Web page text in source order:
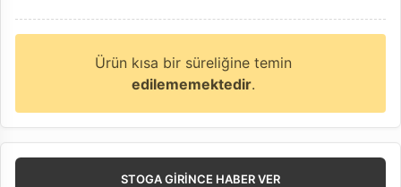
Ürün kısa bir süreliğine temin
edilememektedir.
STOGA GIRINCE HABER VER